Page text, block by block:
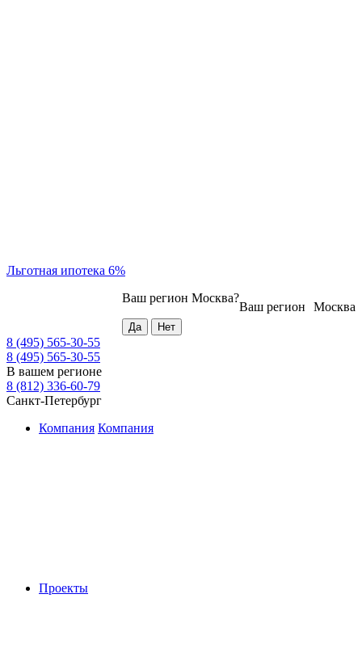
Льготная ипотека 6%
Москва
Ваш регион
Ваш регион Москва?
8 (495) 565-30-55
8 (495) 565-30-55
В вашем регионе
8 (812) 336-60-79
Санкт-Петербург
Компания Компания
Проекты